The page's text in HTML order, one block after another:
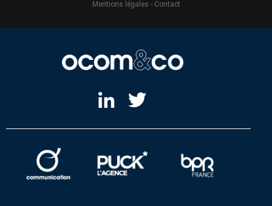
Mentions légales - Contact